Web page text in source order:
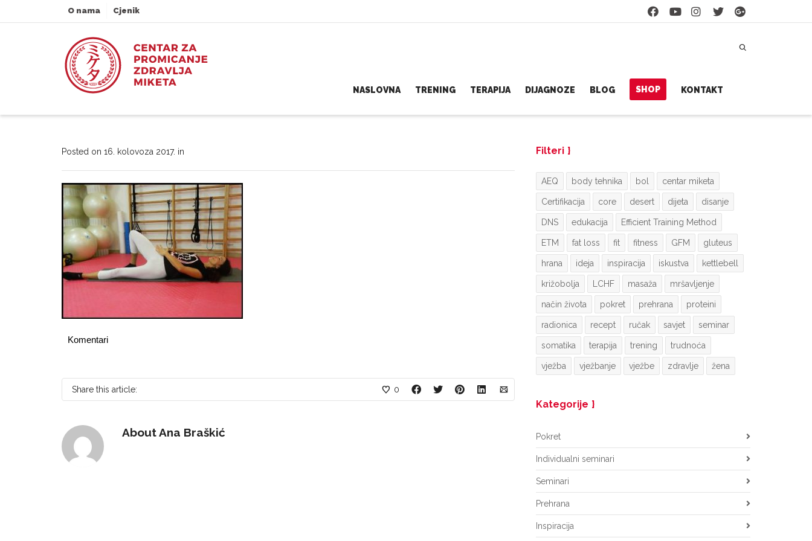
O nama Cjenik
NASLOVNA TRENING TERAPIJA DIJAGNOZE BLOG SHOP KONTAKT
Posted on 16. kolovoza 2017. in
Komentari
Share this article: 0
AboutAna Braškić
Filteri
AEQ body tehnika bol centar miketa
Certifikacija core desert dijeta disanje
DNS edukacija Efficient Training Method
ETM fat loss fit fitness GFM gluteus
hrana ideja inspiracija iskustva kettlebell
križobolja LCHF masaža mršavljenje
način života pokret prehrana proteini
radionica recept ručak savjet seminar
somatika terapija trening trudnoća
vježba vježbanje vježbe zdravlje žena
Kategorije
Pokret
Individualni seminari
Seminari
Prehrana
Inspiracija